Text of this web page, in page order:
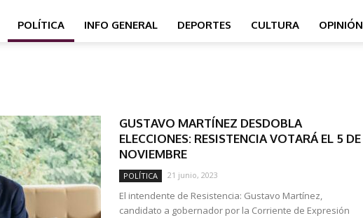
NOTICIAS
POLÍTICA INFO GENERAL DEPORTES CULTURA OPINIÓN
GUSTAVO MARTÍNEZ DESDOBLA
ELECCIONES: RESISTENCIA VOTARÁ EL 5 DE
NOVIEMBRE
POLÍTICA 21 junio, 2023
El intendente de Resistencia: Gustavo Martínez,
candidato a gobernador por la Corriente de Expresión